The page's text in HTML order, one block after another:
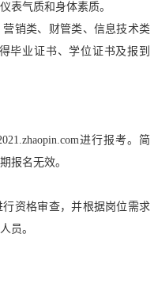
表气质和身体素质。
营销类、财管类、信息技术类
毕业证书、学位证书及报到
进行报考。简
报名无效。
资格审查，并根据岗位需求
员。